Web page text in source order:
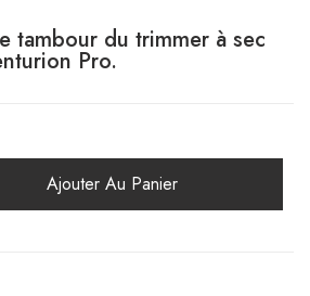
tambour du trimmer à sec
Pro.
Ajouter Au Panier